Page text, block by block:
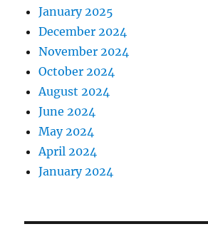
January 2025
December 2024
November 2024
October 2024
August 2024
June 2024
May 2024
April 2024
January 2024